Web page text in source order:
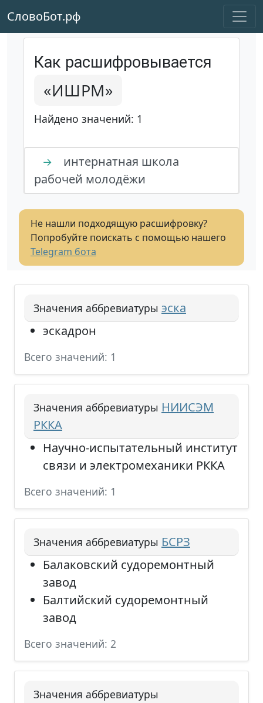
СловоБот.рф
Как расшифровывается
«ИШРМ»
Найдено значений: 1
→
интернатная школа
рабочей молодёжи
Не нашли подходящую расшифровку?
Попробуйте поискать с помощью нашего
Telegram бота
Значения аббревиатуры эска
эскадрон
Всего значений: 1
Значения аббревиатуры НИИСЭМ
РККА
Научно-испытательный институт
связи и электромеханики РККА
Всего значений: 1
Значения аббревиатуры БСРЗ
Балаковский судоремонтный
завод
Балтийский судоремонтный
завод
Всего значений: 2
Значения аббревиатуры